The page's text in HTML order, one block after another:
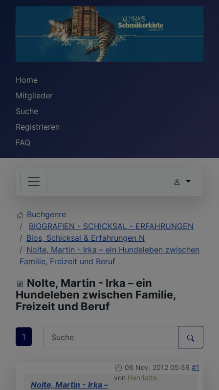
Home
Mitglieder
Suche
Registrieren
FAQ
Buchgenre
BIOGRAFIEN - SCHICKSAL - ERFAHRUNGEN
Bios, Schicksal & Erfahrungen N
Nolte, Martin - Irka – ein Hundeleben zwischen
Familie, Freizeit und Beruf
Nolte, Martin - Irka – ein
Hundeleben zwischen Familie,
Freizeit und Beruf
1
06 Nov. 2012 05:56 #1
von Henriette
Nolte, Martin - Irka –